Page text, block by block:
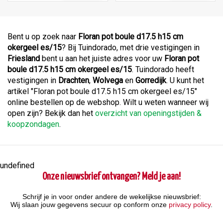
Bent u op zoek naar Floran pot boule d17.5 h15 cm
okergeel es/15? Bij Tuindorado, met drie vestigingen in
Friesland bent u aan het juiste adres voor uw Floran pot
boule d17.5 h15 cm okergeel es/15. Tuindorado heeft
vestigingen in Drachten, Wolvega en Gorredijk. U kunt het
artikel "Floran pot boule d17.5 h15 cm okergeel es/15"
online bestellen op de webshop. Wilt u weten wanneer wij
open zijn? Bekijk dan het overzicht van openingstijden &
koopzondagen.
undefined
Onze nieuwsbrief ontvangen? Meld je aan!
Schrijf je in voor onder andere de wekelijkse nieuwsbrief:
Wij slaan jouw gegevens secuur op conform onze privacy policy.